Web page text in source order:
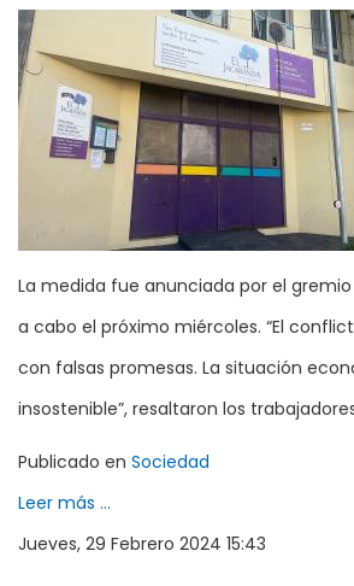
La medida fue anunciada por el gremio
a cabo el próximo miércoles. “El
con falsas promesas. La situación
insostenible”, resaltaron los
Publicado en Sociedad
Leer más ...
Jueves, 29 Febrero 2024 15:43